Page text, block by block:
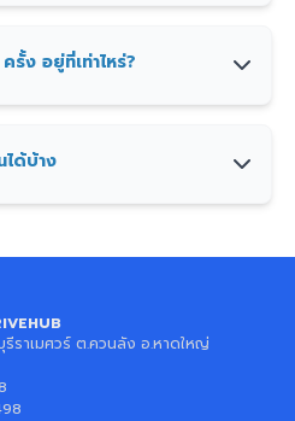
รั้ง อยู่ที่เท่าไหร่?
ได้บ้าง
ราเมศวร์ ต.ควนลัง อ.หาดใหญ่